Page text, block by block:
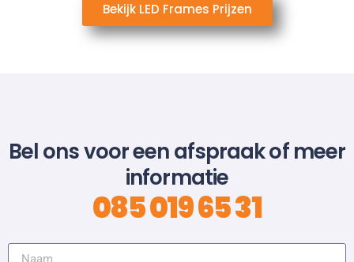
Bekijk LED Frames Prijzen
Bel ons voor een afspraak of meer
informatie
085 019 65 31